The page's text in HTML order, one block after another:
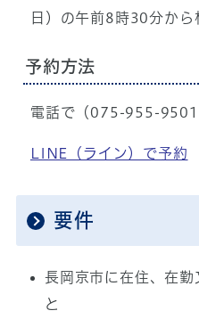
日）の午前8時30分から
予約方法
電話で（075-955-9501
LINE（ライン）で予約
要件
長岡京市に在住、在勤
と